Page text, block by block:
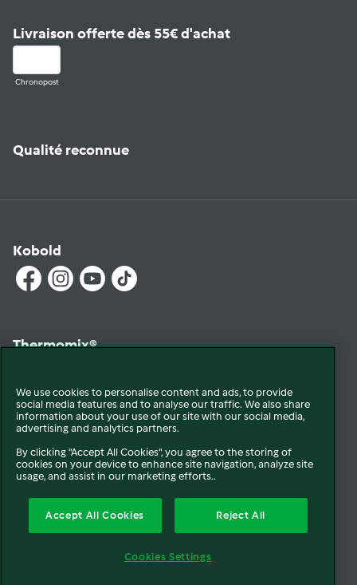
Livraison offerte dès 55€ d'achat
Chronopost
Qualité reconnue
Kobold
Thermomix®
© 2026 VorwerkQui sommes-nousMentions légales & CGU
We use cookies to personalise content and ads, to provide
social media features and to analyse our traffic. We also share
information about your use of our site with our social media,
advertising and analytics partners.
By clicking "Accept All Cookies", you agree to the storing of
cookies on your device to enhance site navigation, analyze site
usage, and assist in our marketing efforts..
Accept All Cookies Reject All
Cookies Settings